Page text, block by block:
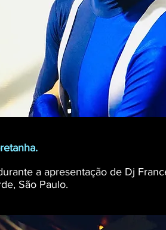
a apresentação de Dj
São Paulo.